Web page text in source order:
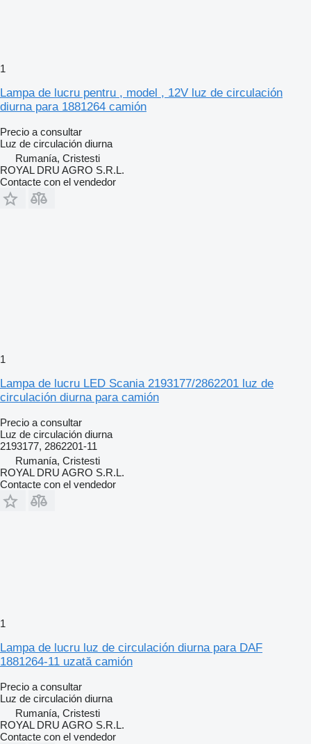
1
Lampa de lucru pentru , model , 12V luz de circulación
diurna para 1881264 camión
Precio a consultar
Luz de circulación diurna
Rumanía, Cristesti
ROYAL DRU AGRO S.R.L.
Contacte con el vendedor
1
Lampa de lucru LED Scania 2193177/2862201 luz de
circulación diurna para camión
Precio a consultar
Luz de circulación diurna
2193177, 2862201-11
Rumanía, Cristesti
ROYAL DRU AGRO S.R.L.
Contacte con el vendedor
1
Lampa de lucru luz de circulación diurna para DAF
1881264-11 uzată camión
Precio a consultar
Luz de circulación diurna
Rumanía, Cristesti
ROYAL DRU AGRO S.R.L.
Contacte con el vendedor